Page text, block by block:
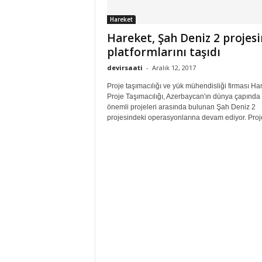
Hareket
Hareket, Şah Deniz 2
platformlarını taşıdı
devirsaati - Aralık 12, 2017
Proje taşımacılığı ve yük mühendisliği firması
Proje Taşımacılığı, Azerbaycan'ın dünya çapında
önemli projeleri arasında bulunan Şah Deniz 2
projesindeki operasyonlarına devam ediyor.